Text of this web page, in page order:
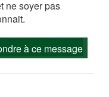
ne soyer pas
à ce message